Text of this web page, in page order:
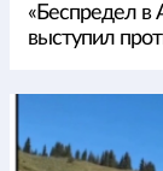
«Беспредел в
выступил